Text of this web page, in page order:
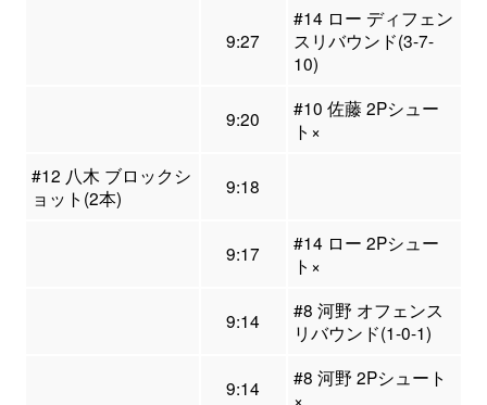
9:27
#14 ロー ディフェン
スリバウンド(3-7-
10)
9:20
#10 佐藤 2Pシュー
ト×
#12 八木 ブロックシ
ョット(2本)
9:18
9:17
#14 ロー 2Pシュー
ト×
9:14
#8 河野 オフェンス
リバウンド(1-0-1)
9:14
#8 河野 2Pシュート
×